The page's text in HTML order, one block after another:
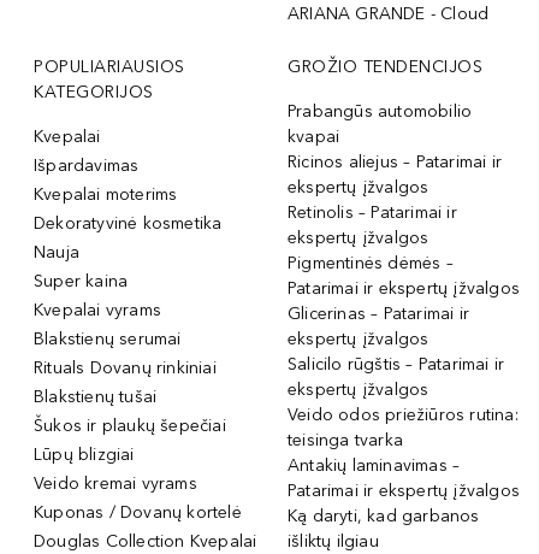
ARIANA GRANDE - Cloud
POPULIARIAUSIOS
KATEGORIJOS
Kvepalai
Išpardavimas
Kvepalai moterims
Dekoratyvinė kosmetika
Nauja
Super kaina
Kvepalai vyrams
Blakstienų serumai
Rituals Dovanų rinkiniai
Blakstienų tušai
Šukos ir plaukų šepečiai
Lūpų blizgiai
Veido kremai vyrams
Kuponas / Dovanų kortelė
Douglas Collection Kvepalai
GROŽIO TENDENCIJOS
Prabangūs automobilio
kvapai
Ricinos aliejus – Patarimai ir
ekspertų įžvalgos
Retinolis – Patarimai ir
ekspertų įžvalgos
Pigmentinės dėmės –
Patarimai ir ekspertų įžvalgos
Glicerinas – Patarimai ir
ekspertų įžvalgos
Salicilo rūgštis – Patarimai ir
ekspertų įžvalgos
Veido odos priežiūros rutina:
teisinga tvarka
Antakių laminavimas –
Patarimai ir ekspertų įžvalgos
Ką daryti, kad garbanos
išliktų ilgiau